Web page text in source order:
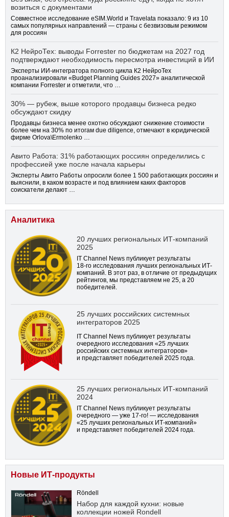
возиться с документами
Совместное исследование eSIM.World и Travelata показало: 9 из 10
самых популярных направлений — страны с безвизовым режимом
для россиян
К2 НейроТех: выводы Forrester по бюджетам на 2027 год
подтверждают необходимость пересмотра инвестиций в ИИ
Эксперты ИИ-интегратора полного цикла К2 НейроТех
проанализировали «Budget Planning Guides 2027» аналитической
компании Forrester и отметили, что …
30% — рубеж, выше которого продавцы бизнеса редко
обсуждают скидку
Продавцы бизнеса менее охотно обсуждают снижение стоимости
более чем на 30% по итогам due diligence, отмечают в юридической
фирме Orlova\Ermolenko …
Авито Работа: 31% работающих россиян определились с
профессией уже после начала карьеры
Эксперты Авито Работы опросили более 1 500 работающих россиян и
выяснили, в каком возрасте и под влиянием каких факторов
соискатели делают …
Аналитика
20 лучших региональных ИТ-компаний
2025
IT Channel News публикует результаты
18-го исследования лучших региональных ИТ-
компаний. В этот раз, в отличие от предыдущих
рейтингов, мы представляем не 25, а 20
победителей.
25 лучших российских системных
интеграторов 2025
IT Channel News публикует результаты
очередного исследования «25 лучших
российских системных интеграторов»
и представляет победителей 2025 года.
25 лучших региональных ИТ-компаний
2024
IT Channel News публикует результаты
очередного — уже 17-го! — исследования
«25 лучших региональных ИТ-компаний»
и представляет победителей 2024 года.
Новые ИТ-продукты
Röndell
Набор для каждой кухни: новые
коллекции ножей Rondell